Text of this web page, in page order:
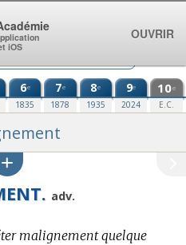
6e
1835
7e
1878
8e
1935
9e
2024
10e
E.C.
adv.
malignement quelque
iOS
OUVRIR